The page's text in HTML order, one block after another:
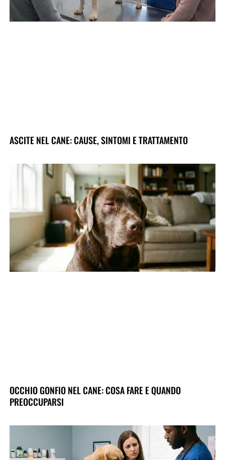
ASCITE NEL CANE: CAUSE, SINTOMI E TRATTAMENTO
OCCHIO GONFIO NEL CANE: COSA FARE E QUANDO
PREOCCUPARSI